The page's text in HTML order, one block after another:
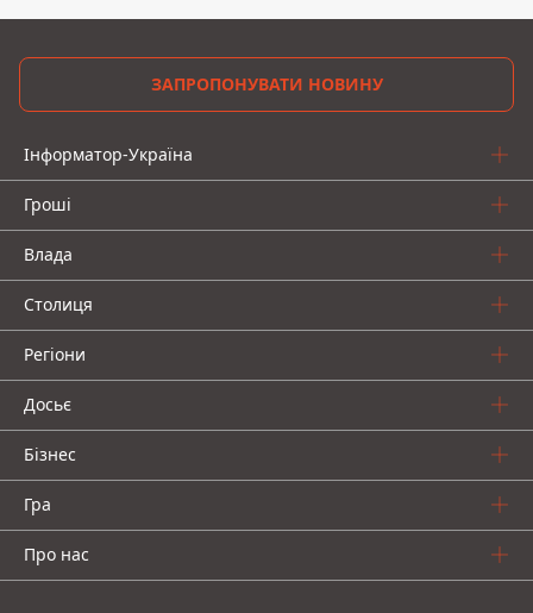
ЗАПРОПОНУВАТИ НОВИНУ
Інформатор-Україна
Гроші
Влада
Столиця
Регіони
Досьє
Бізнес
Гра
Про нас